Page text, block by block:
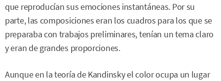
que reproducían sus emociones instantáneas. Por su
parte, las composiciones eran los cuadros para los que se
preparaba con trabajos preliminares, tenían un tema claro
y eran de grandes proporciones.
Aunque en la teoría de Kandinsky el color ocupa un lugar